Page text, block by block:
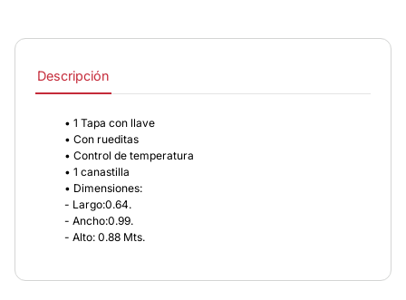
Descripción
• 1 Tapa con llave
• Con rueditas
• Control de temperatura
• 1 canastilla
• Dimensiones:
- Largo:0.64.
- Ancho:0.99.
- Alto: 0.88 Mts.